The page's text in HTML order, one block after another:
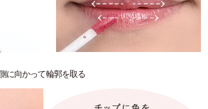
に向かって輪郭を取る